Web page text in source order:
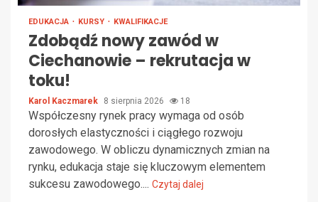
EDUKACJA KURSY KWALIFIKACJE
Zdobądź nowy zawód w
Ciechanowie – rekrutacja w
toku!
Karol Kaczmarek 8 sierpnia 2026 18
Współczesny rynek pracy wymaga od osób
dorosłych elastyczności i ciągłego rozwoju
zawodowego. W obliczu dynamicznych zmian na
rynku, edukacja staje się kluczowym elementem
sukcesu zawodowego.... Czytaj dalej